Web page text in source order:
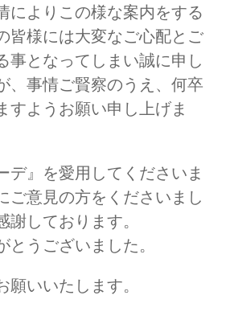
によりこの様な案内をする
皆様には大変なご心配とご
事となってしまい誠に申し
、事情ご賢察のうえ、何卒
すようお願い申し上げま
デ』を愛用してくださいま
ご意見の方をくださいまし
しております。
うございました。
いいたします。